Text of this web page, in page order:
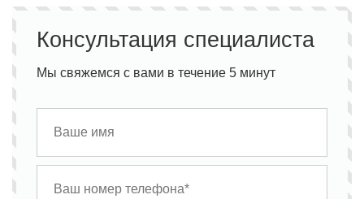
Консультация специалиста
Мы свяжемся с вами в течение 5 минут